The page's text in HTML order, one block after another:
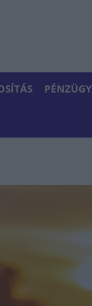
PÉNZÜGY